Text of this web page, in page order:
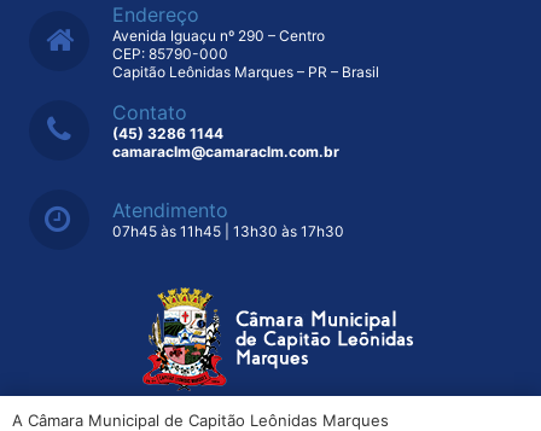
Endereço
Avenida Iguaçu nº 290 – Centro
CEP: 85790-000
Capitão Leônidas Marques – PR – Brasil
Contato
(45) 3286 1144
camaraclm@camaraclm.com.br
Atendimento
07h45 às 11h45 | 13h30 às 17h30
A Câmara Municipal de Capitão Leônidas Marques